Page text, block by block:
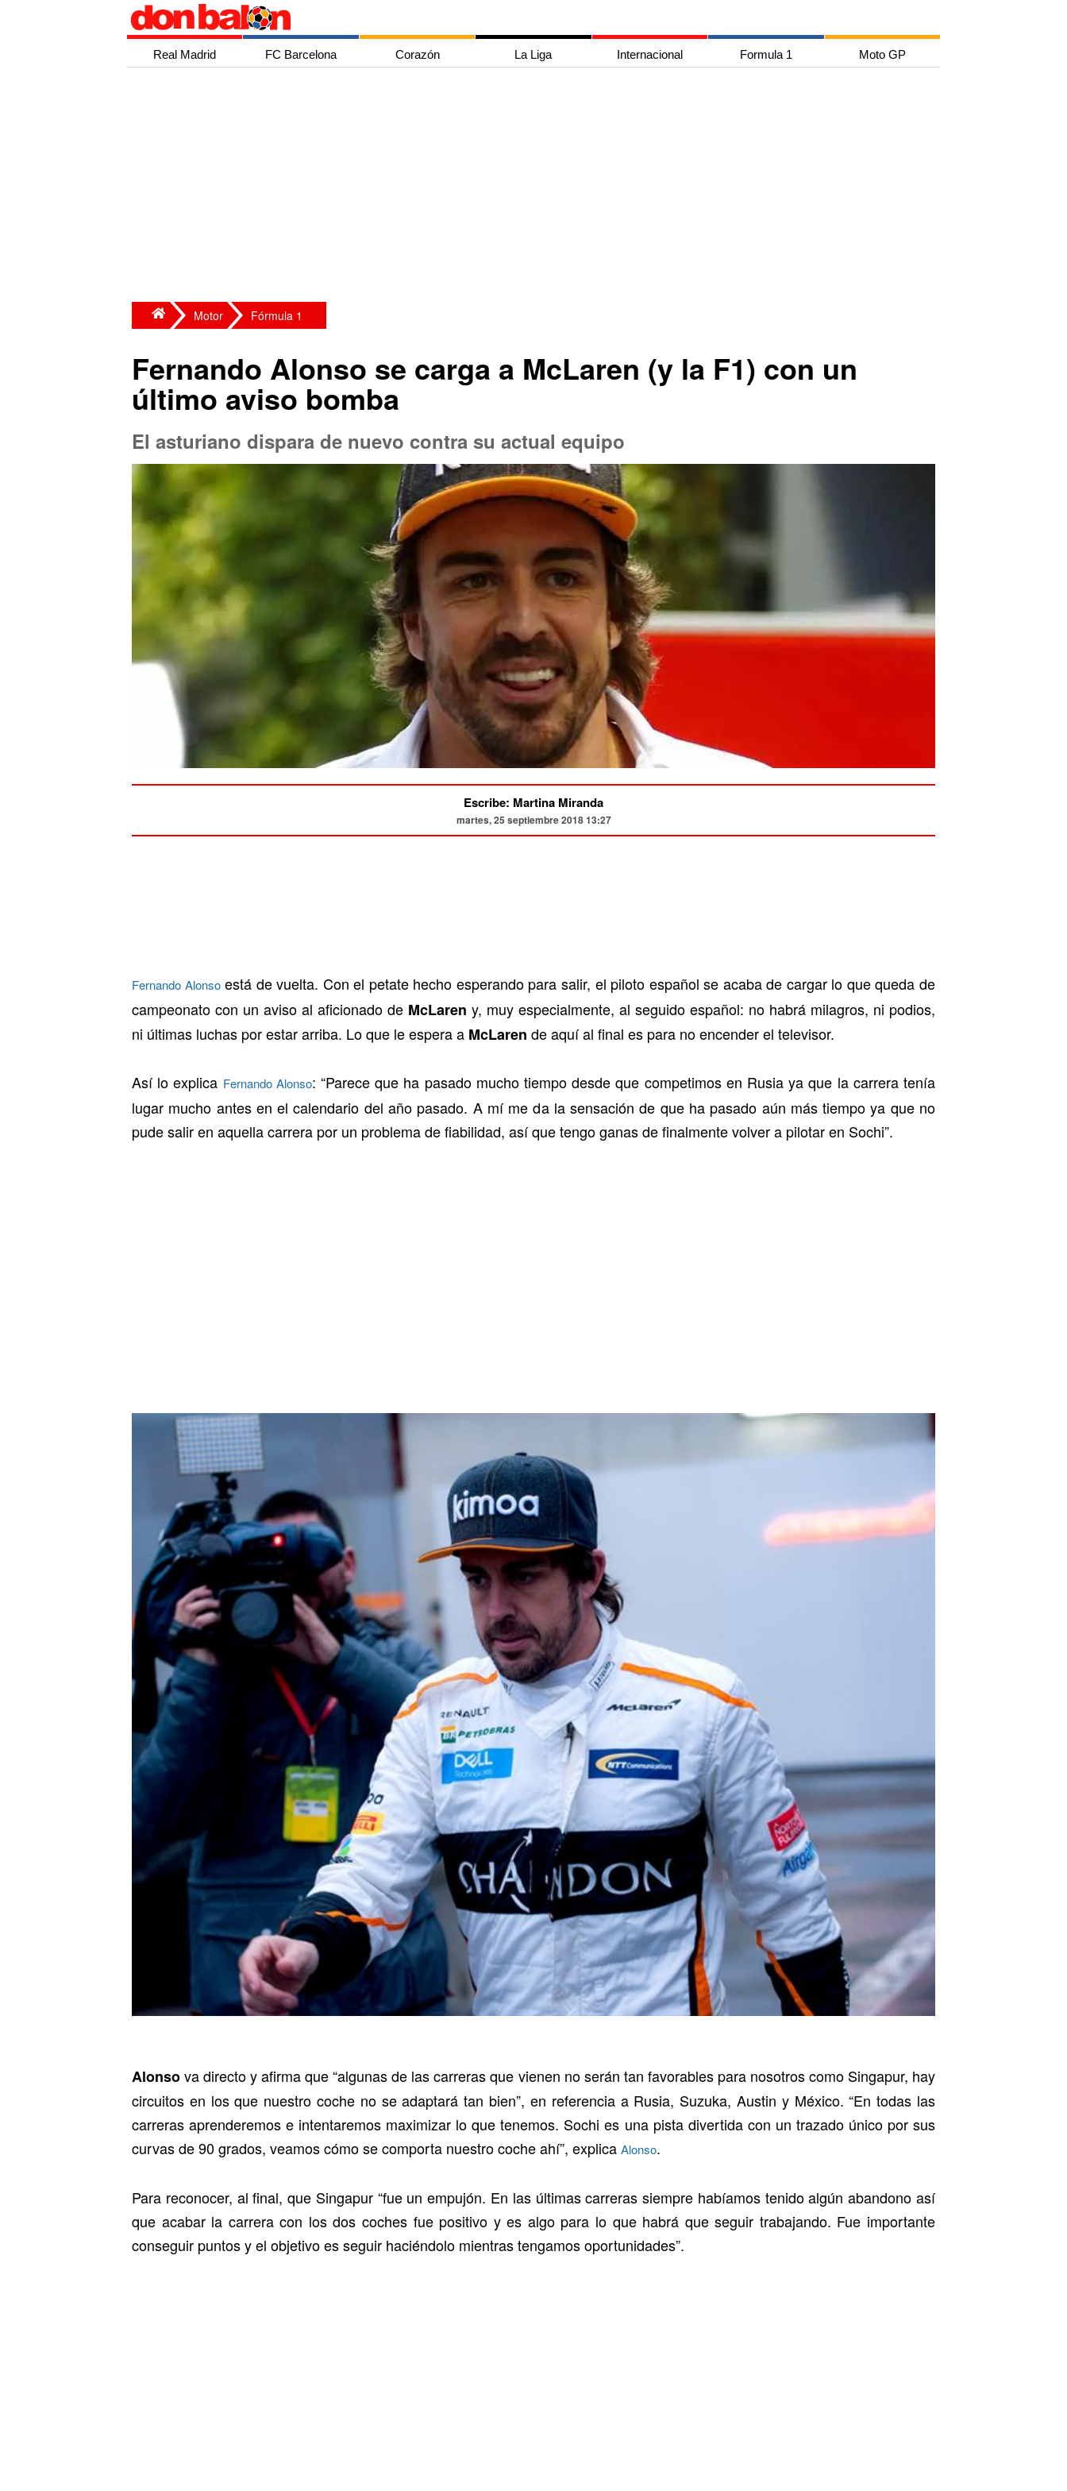
Real Madrid FC Barcelona Corazón La Liga Internacional Formula 1 Moto GP
Motor Fórmula 1
Fernando Alonso se carga a McLaren (y la F1) con un
último aviso bomba
El asturiano dispara de nuevo contra su actual equipo
Escribe: Martina Miranda
martes, 25 septiembre 2018 13:27
Fernando Alonsoestá de vuelta. Con el petate hecho esperando para salir, el piloto español se acaba de cargar lo que queda de
campeonato con un aviso al aficionado de McLaren y, muy especialmente, al seguido español: no habrá milagros, ni podios,
ni últimas luchas por estar arriba. Lo que le espera a McLaren de aquí al final es para no encender el televisor.
Así lo explica Fernando Alonso: “Parece que ha pasado mucho tiempo desde que competimos en Rusia ya que la carrera tenía
lugar mucho antes en el calendario del año pasado. A mí me da la sensación de que ha pasado aún más tiempo ya que no
pude salir en aquella carrera por un problema de fiabilidad, así que tengo ganas de finalmente volver a pilotar en Sochi”.
Alonsova directo y afirma que “algunas de las carreras que vienen no serán tan favorables para nosotros como Singapur, hay
circuitos en los que nuestro coche no se adaptará tan bien”, en referencia a Rusia, Suzuka, Austin y México. “En todas las
carreras aprenderemos e intentaremos maximizar lo que tenemos. Sochi es una pista divertida con un trazado único por sus
curvas de 90 grados, veamos cómo se comporta nuestro coche ahí”, explica Alonso.
Para reconocer, al final, que Singapur “fue un empujón. En las últimas carreras siempre habíamos tenido algún abandono así
que acabar la carrera con los dos coches fue positivo y es algo para lo que habrá que seguir trabajando. Fue importante
conseguir puntos y el objetivo es seguir haciéndolo mientras tengamos oportunidades”.